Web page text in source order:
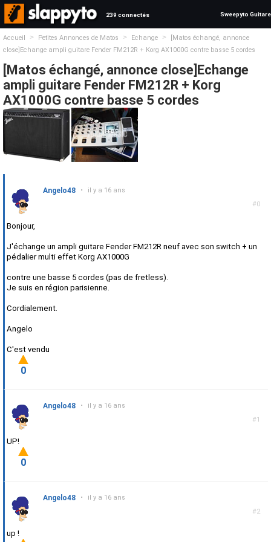
239 connectés Sweepyto Guitare
Accueil > Petites Annonces de Matos > Echange >
[Matos échangé, annonce
close]Echange ampli guitare Fender FM212R + Korg AX1000G contre basse 5 cordes
[Matos échangé, annonce close]Echange
ampli guitare Fender FM212R + Korg
AX1000G contre basse 5 cordes
#0
Angelo48 • il y a 16 ans
Bonjour,
J'échange un ampli guitare Fender FM212R neuf avec son switch + un
pédalier multi effet Korg AX1000G
contre une basse 5 cordes (pas de fretless).
Je suis en région parisienne.
Cordialement.
Angelo
C'est vendu
0
#1
Angelo48 • il y a 16 ans
UP!
0
#2
Angelo48 • il y a 16 ans
up !